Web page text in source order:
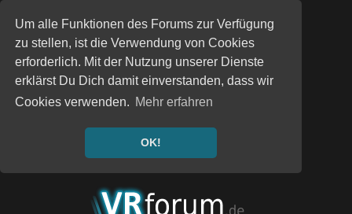
Um alle Funktionen des Forums zur Verfügung
zu stellen, ist die Verwendung von Cookies
erforderlich. Mit der Nutzung unserer Dienste
erklärst Du Dich damit einverstanden, dass wir
Cookies verwenden. Mehr erfahren
OK!